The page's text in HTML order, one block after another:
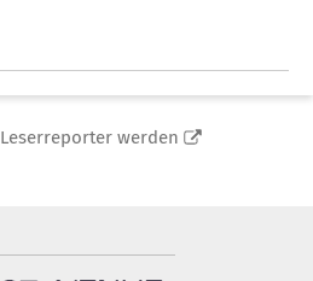
Leserreporter werden